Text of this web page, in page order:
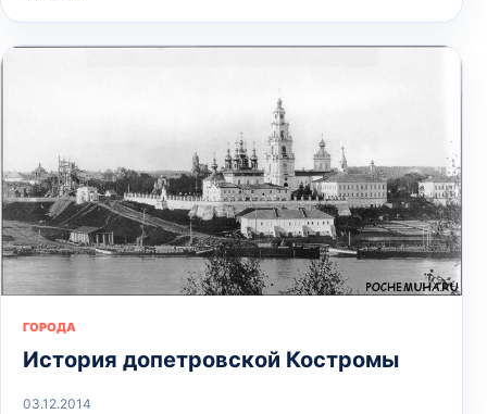
ГОРОДА
История допетровской Костромы
03.12.2014